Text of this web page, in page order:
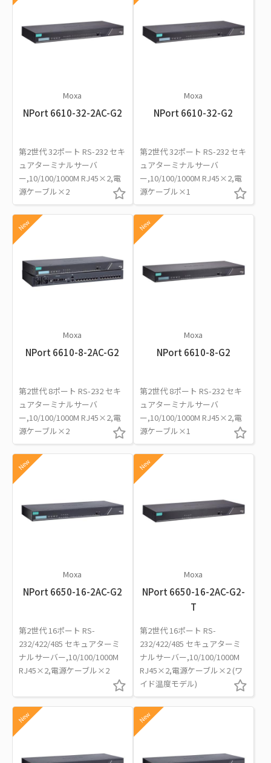
Moxa
NPort 6610-32-2AC-G2
第2世代 32ポート RS-232 セキ
ュアターミナルサーバ
ー,10/100/1000M RJ45×2,電
源ケーブル×2
Moxa
NPort 6610-32-G2
第2世代 32ポート RS-232 セキ
ュアターミナルサーバ
ー,10/100/1000M RJ45×2,電
源ケーブル×1
New
Moxa
NPort 6610-8-2AC-G2
第2世代 8ポート RS-232 セキ
ュアターミナルサーバ
ー,10/100/1000M RJ45×2,電
源ケーブル×2
New
Moxa
NPort 6610-8-G2
第2世代 8ポート RS-232 セキ
ュアターミナルサーバ
ー,10/100/1000M RJ45×2,電
源ケーブル×1
New
Moxa
NPort 6650-16-2AC-G2
第2世代 16ポート RS-
232/422/485 セキュアターミ
ナルサーバー,10/100/1000M
RJ45×2,電源ケーブル×2
New
Moxa
NPort 6650-16-2AC-G2-
T
第2世代 16ポート RS-
232/422/485 セキュアターミ
ナルサーバー,10/100/1000M
RJ45×2,電源ケーブル×2 (ワ
イド温度モデル)
New New